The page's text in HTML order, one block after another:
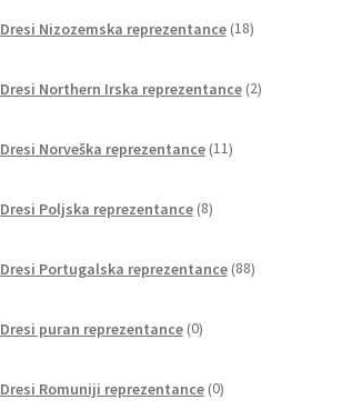
Dresi Nizozemska reprezentance 18izdelkov
Dresi Northern Irska reprezentance 2izdelka
Dresi Norveška reprezentance 11izdelkov
Dresi Poljska reprezentance 8izdelkov
Dresi Portugalska reprezentance 88izdelkov
Dresi puran reprezentance 0izdelkov
Dresi Romuniji reprezentance 0izdelkov